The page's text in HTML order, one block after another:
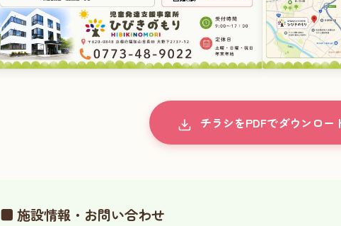
チラシをPDFでダウンロー
■ 施設情報・お問い合わせ